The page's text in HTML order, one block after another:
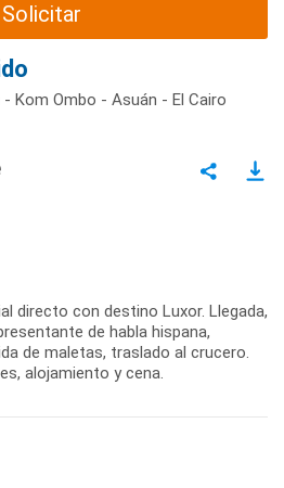
Solicitar
Kom Ombo - Asuán - El Cairo
directo con destino Luxor. Llegada,
de habla hispana,
de maletas, traslado al crucero.
alojamiento y cena.